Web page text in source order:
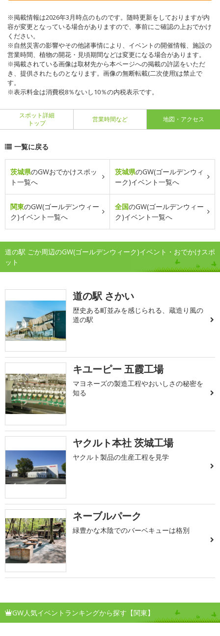
※掲載情報は2026年3月時点のものです。随時更新をしておりますが内
容が変更となっている場合がありますので、事前にご確認の上おでかけ
ください。
※自然災害の影響やその他諸事情により、イベントの開催情報、施設の
営業時間、植物の開花・見頃期間などは変更になる場合があります。
※掲載されている画像は取材先から本ページへの掲載の許諾をいただ
き、提供されたものとなります。画像の無断転載(二次使用)は禁止で
す。
※表示料金は消費税8％ないし10％の内税表示です。
スポット詳細
トップ
営業時間など 地図・アクセス
一覧に戻る
茨城県のGWおでかけスポッ
ト一覧へ
茨城県のGW(ゴールデンウィ
ーク)イベント一覧へ
関東のGW(ゴールデンウィー
ク)イベント一覧へ
全国のGW(ゴールデンウィー
ク)イベント一覧へ
道の駅 ごか周辺のGW(ゴールデンウィーク)イベント・おでかけスポ
ット
道の駅 さかい
歴史ある町並みを感じられる、蔵造り風の
道の駅
キユーピー 五霞工場
マヨネーズの製造工程やおいしさの秘密を
知る
ヤクルト本社 茨城工場
ヤクルト製品の生産工程を見学
ネーブルパーク
緑豊かな木陰でのバーベキューは格別
GW人気イベントランキングから探す【関東】